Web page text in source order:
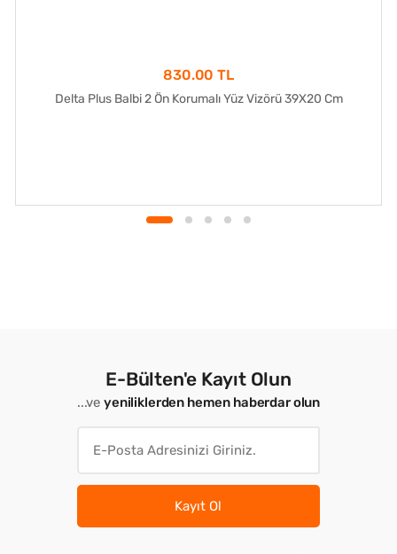
830.00 TL
Delta Plus Balbi 2 Ön Korumalı Yüz Vizörü 39X20 Cm
E-Bülten'e Kayıt Olun
...veyeniliklerden hemen haberdar olun
Kayıt Ol